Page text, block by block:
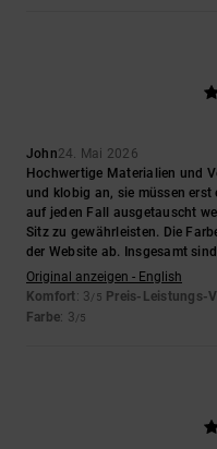
John24. Mai 2026
Hochwertige Materialien und
und klobig an, sie müssen erst
auf jeden Fall ausgetauscht
Sitz zu gewährleisten. Die
der Website ab. Insgesamt
Original anzeigen - English
Komfort: 3/5 Preis-Leistungs-
Farbe: 3/5